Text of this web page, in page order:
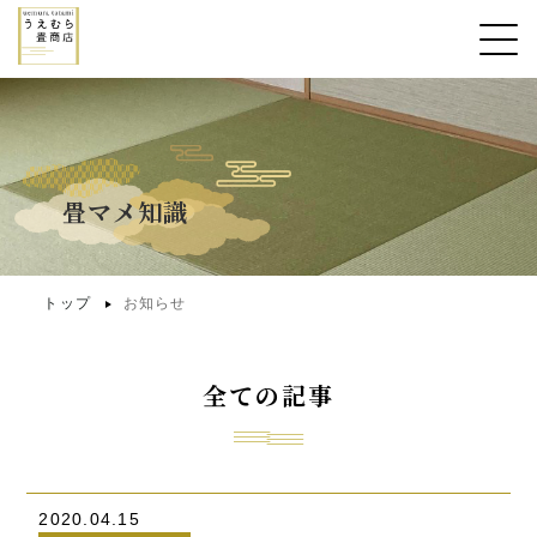
畳マメ知識
トップ お知らせ
全ての記事
2020.04.15